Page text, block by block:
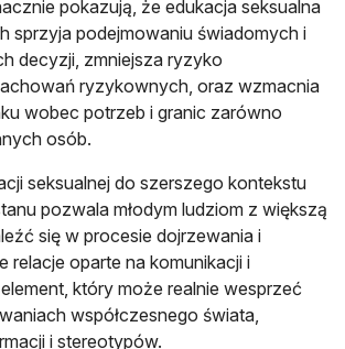
pokazują, że edukacja seksualna
sprzyja podejmowaniu świadomych i
decyzji, zmniejsza ryzyko
ryzykownych, oraz wzmacnia
wobec potrzeb i granic zarówno
osób.
seksualnej do szerszego kontekstu
pozwala młodym ludziom z większą
się w procesie dojrzewania i
relacje oparte na komunikacji i
który może realnie wesprzeć
współczesnego świata,
i stereotypów.